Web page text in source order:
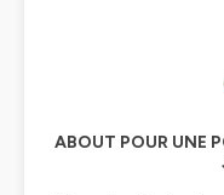
ABOUT POUR UNE